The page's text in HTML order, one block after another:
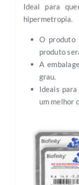
Ideal para
hipermetropia.
O produto
produto
A
grau.
Ideais
um melhor